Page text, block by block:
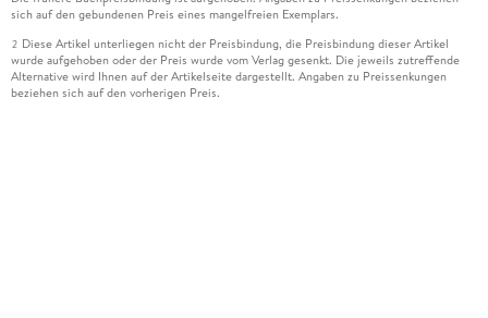
sich auf den gebundenen Preis eines mangelfreien Exemplars.
2 Diese Artikel unterliegen nicht der Preisbindung, die Preisbindung dieser Artikel
wurde aufgehoben oder der Preis wurde vom Verlag gesenkt. Die jeweils zutreffende
Alternative wird Ihnen auf der Artikelseite dargestellt. Angaben zu Preissenkungen
beziehen sich auf den vorherigen Preis.